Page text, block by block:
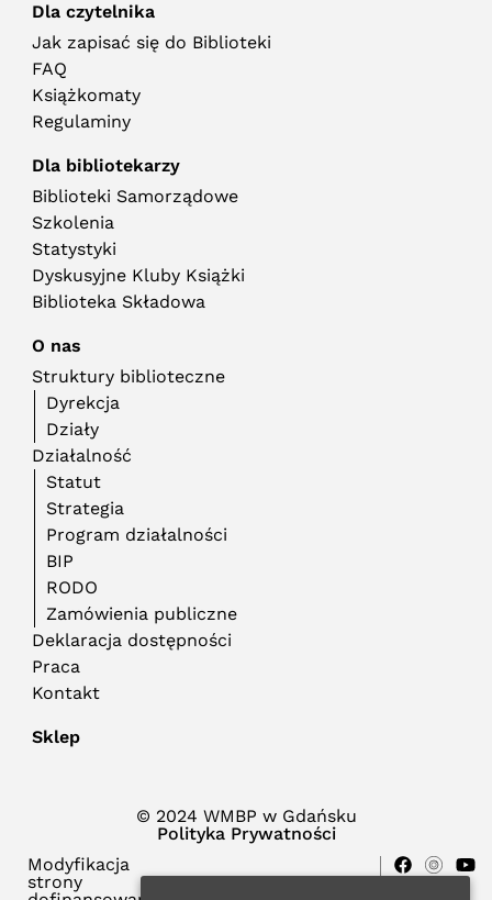
Dla czytelnika
Jak zapisać się do Biblioteki
FAQ
Książkomaty
Regulaminy
Dla bibliotekarzy
Biblioteki Samorządowe
Szkolenia
Statystyki
Dyskusyjne Kluby Książki
Biblioteka Składowa
O nas
Struktury biblioteczne
Dyrekcja
Działy
Działalność
Statut
Strategia
Program działalności
BIP
RODO
Zamówienia publiczne
Deklaracja dostępności
Praca
Kontakt
Sklep
© 2024 WMBP w Gdańsku
Polityka Prywatności
Modyfikacja
strony